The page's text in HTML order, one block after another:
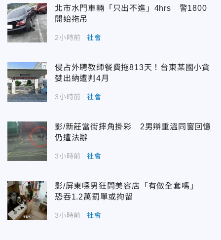
北市水門車輛「只出不進」4hrs 警1800
開始拖吊
2小時前 社會
侵占外聘教師餐費拖813天！台東某國小貪
婪出納遭判4月
3小時前 社會
影/新莊當街摔角掛彩 2男辯重溫同窗回憶
仍遭法辦
3小時前 社會
影/屏東噁男狂問美容店「有做全套嗎」
恐吞1.2萬罰單或拘留
3小時前 社會